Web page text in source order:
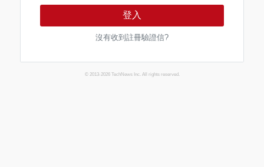
登入
沒有收到註冊驗證信?
© 2013-2026 TechNews Inc. All rights reserved.